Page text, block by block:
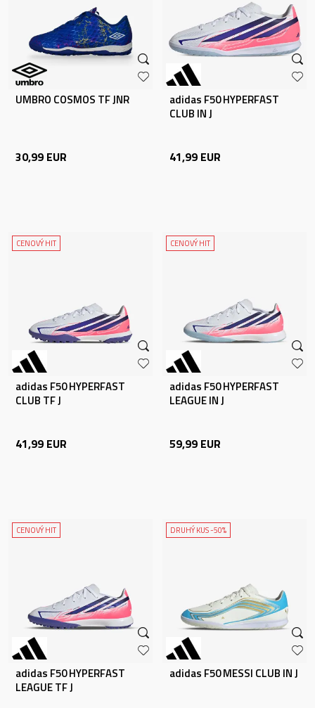
UMBRO COSMOS TF JNR
30,99 EUR
adidas F50 HYPERFAST
CLUB IN J
41,99 EUR
CENOVÝ HIT
adidas F50 HYPERFAST
CLUB TF J
41,99 EUR
CENOVÝ HIT
adidas F50 HYPERFAST
LEAGUE IN J
59,99 EUR
CENOVÝ HIT
adidas F50 HYPERFAST
LEAGUE TF J
DRUHÝ KUS -50%
adidas F50 MESSI CLUB IN J